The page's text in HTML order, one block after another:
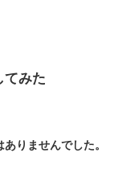
てみた
りませんでした。